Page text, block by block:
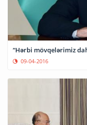
“Hərbi mövqelərimiz
09-04-2016